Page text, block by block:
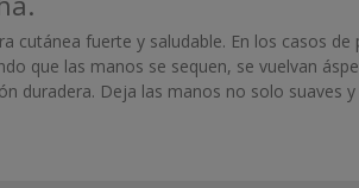
fuerte y saludable. En los casos de
que las manos se sequen, se vuelvan
duradera. Deja las manos no solo suaves y